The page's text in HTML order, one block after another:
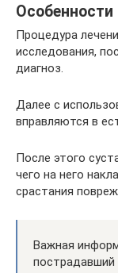
Особенности
Процедура
исследования,
диагноз.
Далее с
вправляются в
После этого
чего на него
срастания
Важная
пострадавший